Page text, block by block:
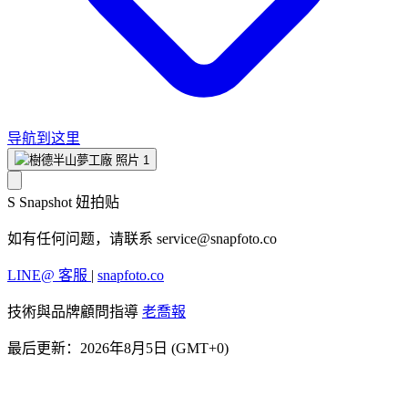
导航到这里
S Snapshot 妞拍贴
如有任何问题，请联系 service@snapfoto.co
LINE@ 客服 | snapfoto.co
技術與品牌顧問指導 老喬報
最后更新：2026年8月5日 (GMT+0)